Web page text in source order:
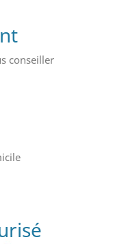
conseiller